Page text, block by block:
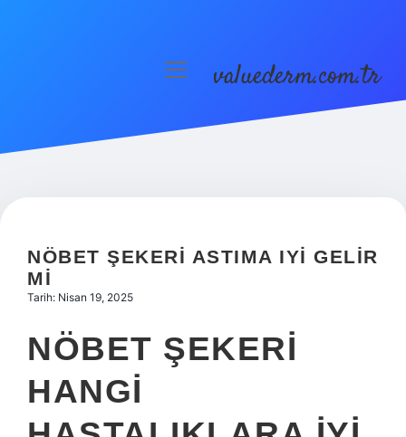
menüyüvaluederm.com.tr
NÖBET ŞEKERI ASTIMA IYI GELIR
MI
Tarih: Nisan 19, 2025
NÖBET ŞEKERI
HANGI